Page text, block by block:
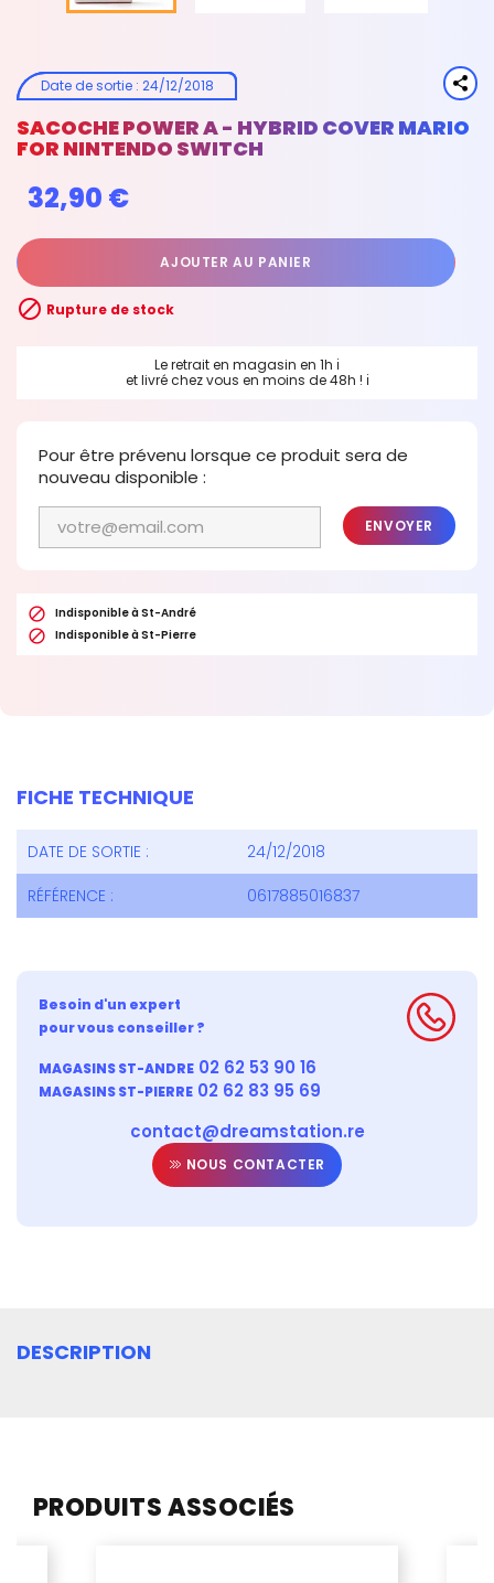
Date de sortie: 24/12/2018
SACOCHE POWER A - HYBRID COVER MARIO
FOR NINTENDO SWITCH
32,90 €
AJOUTER AU PANIER
 Rupture de stock
Le retrait en magasin en 1h ℹ
et livré chez vous en moins de 48h ! ℹ
Pour être prévenu lorsque ce produit sera de
nouveau disponible :
ENVOYER
 Indisponible à St-André
 Indisponible à St-Pierre
FICHE TECHNIQUE
DATE DE SORTIE :
24/12/2018
RÉFÉRENCE :
0617885016837
Besoin d'un expert
pour vous conseiller ?
MAGASINS ST-ANDRE 02 62 53 90 16
MAGASINS ST-PIERRE 02 62 83 95 69
contact@dreamstation.re
NOUS CONTACTER
DESCRIPTION
PRODUITS ASSOCIÉS